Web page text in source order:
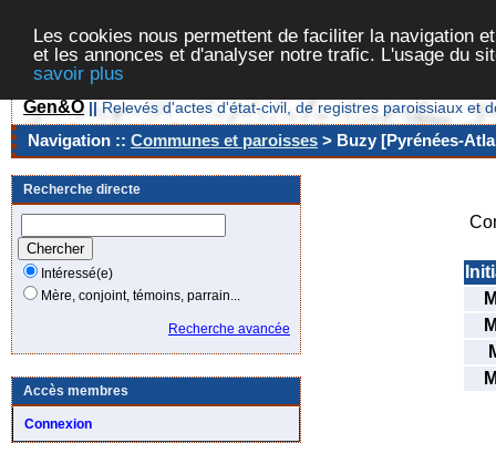
Les cookies nous permettent de faciliter la navigation
et les annonces et d'analyser notre trafic. L'usage du
savoir plus
Gen&O || Relevés d'actes d'état-civil, de registres paroissiaux et
Navigation :: Communes et paroisses > Buzy [Pyrénées-
Recherche directe
Intéressé(e)
Mère, conjoint, témoins, parrain...
Recherche avancée
Accès membres
Connexion